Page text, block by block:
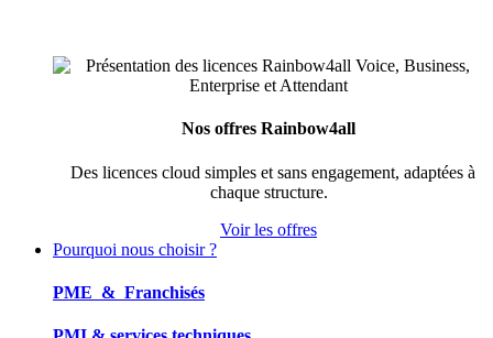
Nos offres Rainbow4all
Des licences cloud simples et sans engagement, adaptées à
chaque structure.
Voir les offres
Pourquoi nous choisir ?
PME & Franchisés